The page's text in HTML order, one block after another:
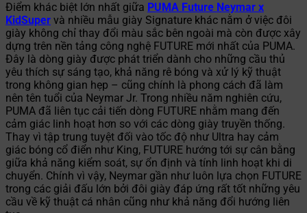
Điểm khác biệt lớn nhất giữa PUMA Future Neymar x
KidSuper và nhiều mẫu giày Signature khác nằm ở việc đôi
giày không chỉ thay đổi màu sắc bên ngoài mà còn được xây
dựng trên nền tảng công nghệ FUTURE mới nhất của PUMA.
Đây là dòng giày được phát triển dành cho những cầu thủ
yêu thích sự sáng tạo, khả năng rê bóng và xử lý kỹ thuật
trong không gian hẹp – cũng chính là phong cách đã làm
nên tên tuổi của Neymar Jr. Trong nhiều năm nghiên cứu,
PUMA đã liên tục cải tiến dòng FUTURE nhằm mang đến
cảm giác linh hoạt hơn so với các dòng giày truyền thống.
Thay vì tập trung tuyệt đối vào tốc độ như Ultra hay cảm
giác bóng cổ điển như King, FUTURE hướng tới sự cân bằng
giữa khả năng kiểm soát, sự ổn định và tính linh hoạt khi di
chuyển. Chính vì vậy, Neymar gần như luôn lựa chọn FUTURE
trong các giải đấu lớn bởi đôi giày đáp ứng rất tốt những yêu
cầu về kỹ thuật cá nhân cũng như khả năng đổi hướng liên